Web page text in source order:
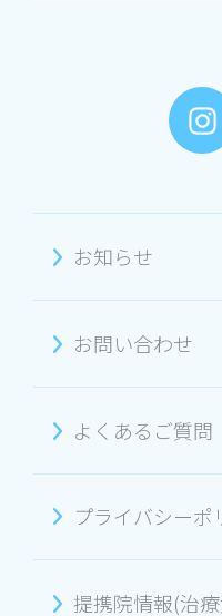
お知らせ
お問い合わせ
よくあるご質問
プライバシーポ
提携院情報(治